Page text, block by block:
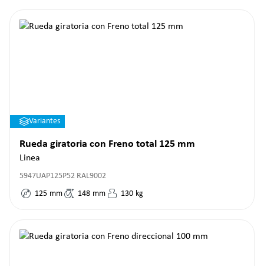
Variantes
Rueda giratoria con Freno total 125 mm
Linea
5947UAP125P52 RAL9002
125 mm 148 mm 130 kg